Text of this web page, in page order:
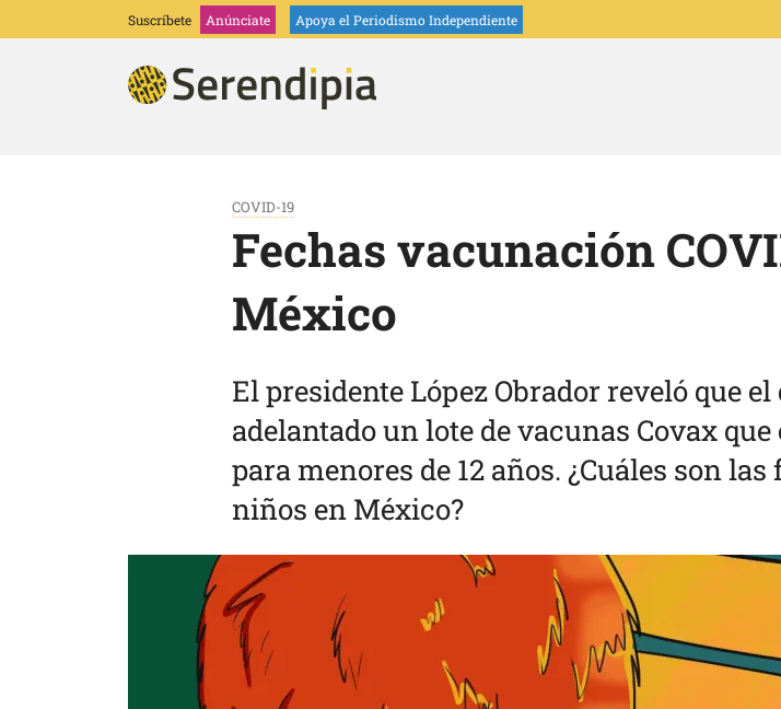
Suscríbete Anúnciate Apoya el Periodismo Independiente
COVID-19
Fechas vacunación
México
El presidente López Obrador reveló que
adelantado un lote de vacunas Covax
para menores de 12 años. ¿Cuáles son
niños en México?